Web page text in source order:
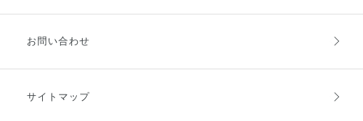
お支払方法
キャンセル・返品・交換
お問い合わせ
サイトマップ